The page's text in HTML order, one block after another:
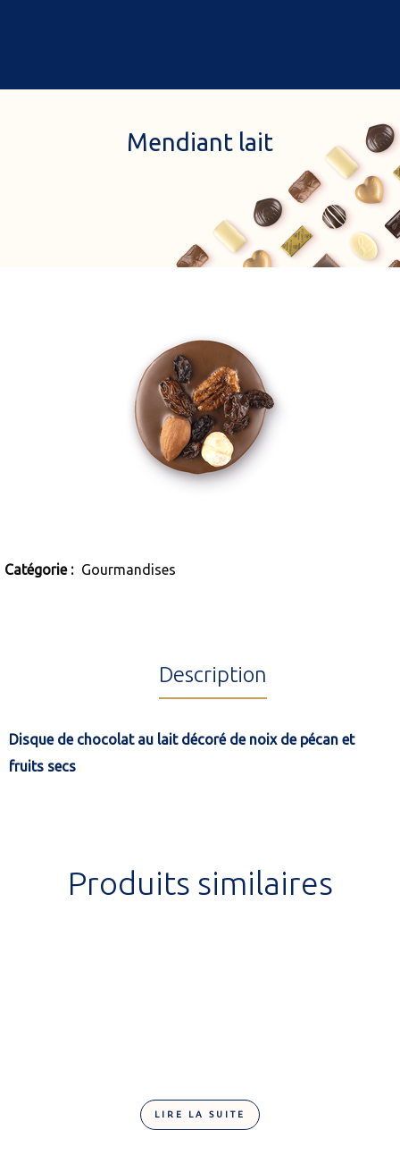
Accueil
Cadeaux
Nos boutiques à rabat
Chocolats & gourmandises
Commander en ligne
Mendiant lait
Catégorie : Gourmandises
Description
Disque de chocolat au lait décoré de noix de pécan et
fruits secs
Produits similaires
LIRE LA SUITE